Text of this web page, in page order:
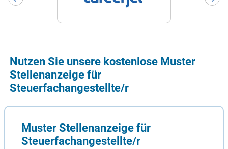
Nutzen Sie unsere kostenlose Muster
Stellenanzeige für
Steuerfachangestellte/r
Muster Stellenanzeige für
Steuerfachangestellte/r